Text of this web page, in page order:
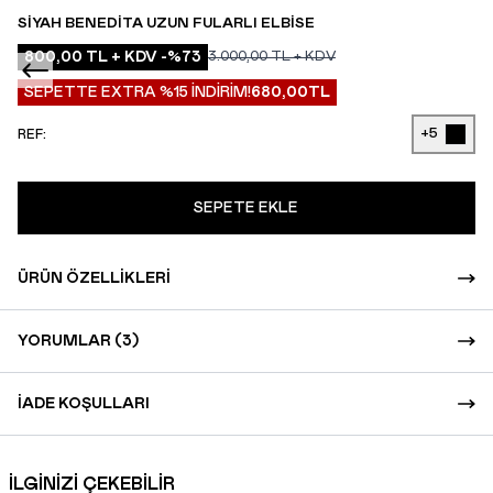
SIYAH BENEDITA UZUN FULARLI ELBISE
800,00 TL + KDV -%73 3.000,00TL + KDV
SEPETTE EXTRA %15 İNDİRİM!680,00TL
REF: +5
SEPETE EKLE
ÜRÜN ÖZELLIKLERI
YORUMLAR (3)
İADE KOŞULLARI
İLGİNİZİ ÇEKEBİLİR